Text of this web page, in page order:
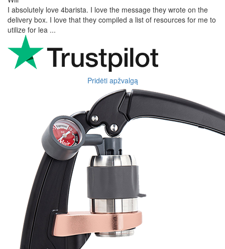
I absolutely love 4barista. I love the message they wrote on the
delivery box. I love that they compiled a list of resources for me to
utilize for lea ...
Pridėti apžvalgą